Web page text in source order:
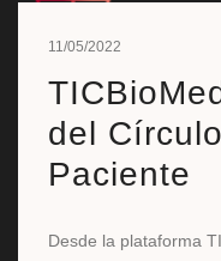
11/05/2022
del
Paciente
Desde la plataforma